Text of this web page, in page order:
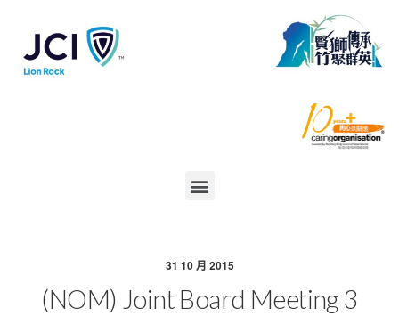
31 10 月 2015
(NOM) Joint Board Meeting 3